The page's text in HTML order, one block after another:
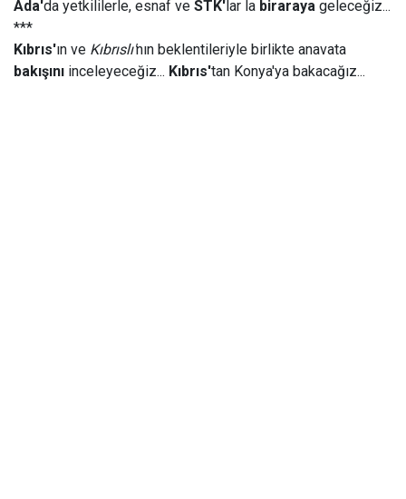
Ada'da yetkililerle, esnaf ve STK'lar la biraraya geleceğiz...
***
Kıbrıs'ın ve Kıbrıslı'nın beklentileriyle birlikte anavata
bakışını inceleyeceğiz... Kıbrıs'tan Konya'ya bakacağız...